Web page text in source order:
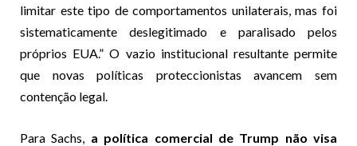
limitar este tipo de comportamentos unilaterais, mas foi
sistematicamente deslegitimado e paralisado pelos
próprios EUA.” O vazio institucional resultante permite
que novas políticas proteccionistas avancem sem
contenção legal.
Para Sachs, a política comercial de Trump não visa